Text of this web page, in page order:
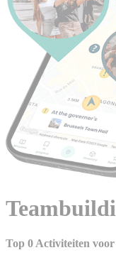
Top 0 Activiteiten